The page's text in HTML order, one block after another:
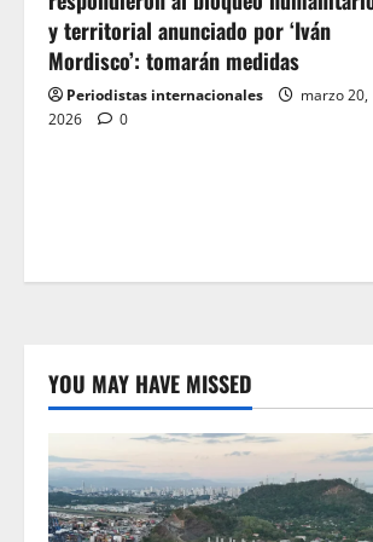
y territorial anunciado por ‘Iván
Mordisco’: tomarán medidas
Periodistas internacionales
marzo 20,
2026
0
YOU MAY HAVE MISSED